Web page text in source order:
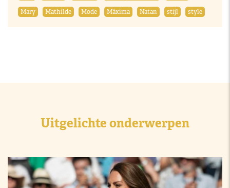
Mary
Mathilde Mode Máxima Natan stijl style
Uitgelichte onderwerpen